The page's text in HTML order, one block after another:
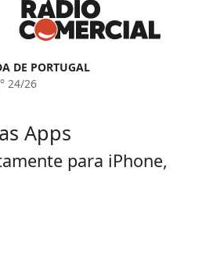
DE PORTUGAL
24/26
Apps
para iPhone,